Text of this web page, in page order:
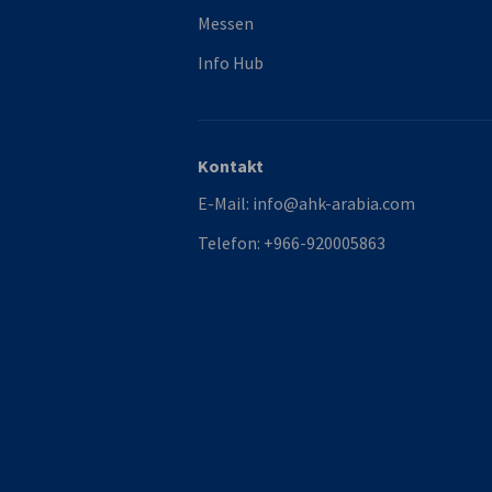
Messen
Info Hub
Kontakt
E-Mail: info@ahk-arabia.com
Telefon: +966-920005863